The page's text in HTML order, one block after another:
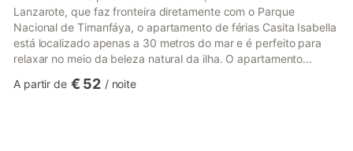
Lanzarote, que faz fronteira diretamente com o Parque
Nacional de Timanfáya, o apartamento de férias Casita Isabella
está localizado apenas a 30 metros do mar e é perfeito para
relaxar no meio da beleza natural da ilha. O apartamento
cama, uma cozinha muito bem equipada com uma máquina de
A partir de € 52 / noite